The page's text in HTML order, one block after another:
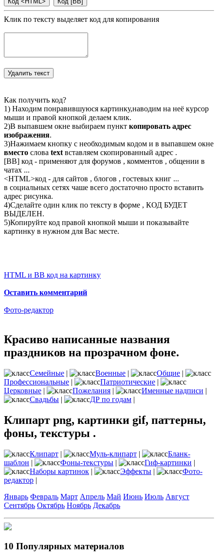
Клик по тексту выделяет код для копирования
Как получить код?
1) Находим понравившуюся картинку,наводим на неё курсор
мыши и правой кнопкой делаем клик.
2)В выпавшем окне выбираем пункт копировать адрес
изображения.
3)Нажимаем кнопку с необходимым кодом и в выпавшем окне
вместо слова text вставляем скопированный адрес .
[BB] код - применяют для форумов , комментов , общении в
чатах ...
<HTML>код - для сайтов , блогов , гостевых книг ...
в социальных сетях чаше всего достаточно просто вставить
адрес рисунка.
4)Сделайте один клик по тексту в форме , КОД БУДЕТ
ВЫДЕЛЕН.
5)Копируйте код правой кнопкой мыши и показывайте
картинку в нужном для Вас месте.
HTML и BB код на картинку
Оставить комментарий
Фото-редактор
Красиво написанные названия
праздников на прозрачном фоне.
Семейные | Военные | Общие |
Профессиональные | Патриотические |
Церковные | Пожелания | Именные надписи |
Свадьбы | ДР по годам |
Клипарт png, картинки gif, паттерны,
фоны, текстуры .
Клипарт | Муль-клипарт |
Бланк-
шаблон | Фоны-текстуры | Гиф-картинки |
Наборы картинок | Эффекты |
Фото-
редактор |
Январь Февраль Март Апрель Май Июнь Июль Август
Сентябрь Октябрь Ноябрь Декабрь
10 Популярных материалов